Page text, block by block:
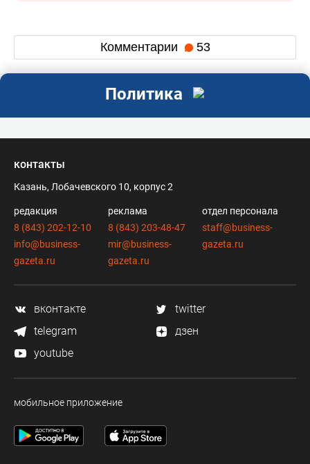
Комментарии 53
Политика
контакты
Казань, Лобачевского 10, корпус 2
редакция
8 (843) 202-12-10
info@business-
gazeta.ru
реклама
8 (843) 203-48-47
mir@business-
gazeta.ru
отдел персонала
staff@business-
gazeta.ru
вконтакте
twitter
telegram
дзен
youtube
мобильное приложение